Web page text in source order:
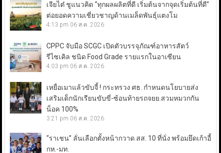
เจียไต๋ ชูแนวคิด “ทุกผลผลิตที่ดี เริ่มต้นจากจุดเริ่มต้นที่ดี”
ต่อยอดความเชี่ยวชาญด้านเมล็ดพันธุ์แตงโม
4:13 pm 06 ส.ค. 2026
CPPC จับมือ SCGC เปิดตัวบรรจุภัณฑ์อาหารสัตว์
รีไซเคิล ชนิด Food Grade รายแรกในอาเซียน
4:03 pm 06 ส.ค. 2026
เหยื่อเมาแล้วขับจี้ ! กระทรวง ศธ. กำหนดนโยบายส่ง
เสริมเด็กนักเรียนขับขี่-ซ้อนท้ายรถจยย.สวมหมวกกัน
น็อค 100%
3:21 pm 06 ส.ค. 2026
“ราเชน” ลั่นเลือกตั้งหน้ากวาด สส. 10 ที่นั่ง พร้อมยึดเก้าอี้
กห.-มท.